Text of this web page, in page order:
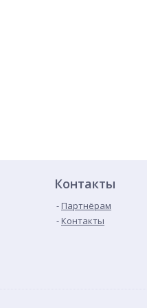
Контакты
Партнёрам
Контакты